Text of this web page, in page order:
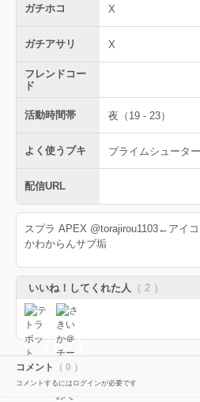
ガチホコ X
ガチアサリ X
フレンドコー
ド
活動時間帯 夜（19 - 23）
よく使うブキ プライムシュータ
配信URL
スプラ APEX @torajirou1103←アイ
かわからんサブ垢
いいね！してくれた人 （ 2 ）
コメント （ 0 ）
コメントするにはログインが必要です